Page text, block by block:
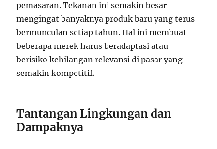
pemasaran. Tekanan ini semakin besar
mengingat banyaknya produk baru yang terus
bermunculan setiap tahun. Hal ini membuat
beberapa merek harus beradaptasi atau
berisiko kehilangan relevansi di pasar yang
semakin kompetitif.
Tantangan Lingkungan dan
Dampaknya